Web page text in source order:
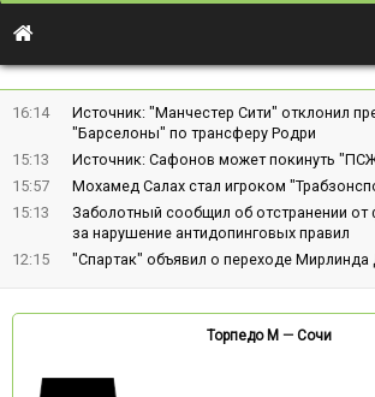
16:14
Источник: "Манчестер Сити" отклонил
"Барселоны" по трансферу Родри
15:13
Источник: Сафонов может покинуть
15:57
Мохамед Салах стал игроком
15:13
Заболотный сообщил об отстранении от
за нарушение антидопинговых правил
12:15
"Спартак" объявил о переходе Мирлинда
Торпедо М — Сочи